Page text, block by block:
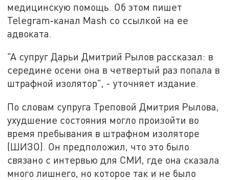
медицинскую помощь. Об этом пишет
Telegram‑канал Mash со ссылкой на ее
адвоката.
"А супруг Дарьи Дмитрий Рылов рассказал: в
середине осени она в четвертый раз попала в
штрафной изолятор", - уточняет издание.
По словам супруга Треповой Дмитрия Рылова,
ухудшение состояния могло произойти во
время пребывания в штрафном изоляторе
(ШИЗО). Он предположил, что это было
связано с интервью для СМИ, где она сказала
много лишнего, но которое так и не было